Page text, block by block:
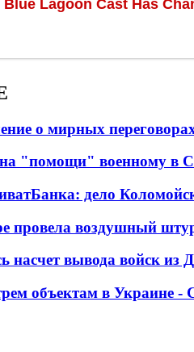
о мирных
"помощи" военному в
дело
провела воздушный
насчет вывода войск из
объектам в Украине